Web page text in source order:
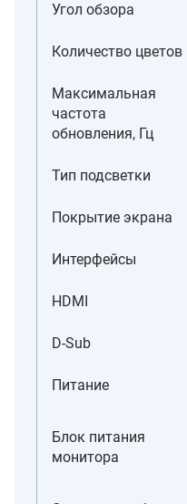
Угол обзора
Количество цветов
Максимальная
частота
обновления, Гц
Тип подсветки
Покрытие экрана
Интерфейсы
HDMI
D-Sub
Питание
Блок питания
монитора